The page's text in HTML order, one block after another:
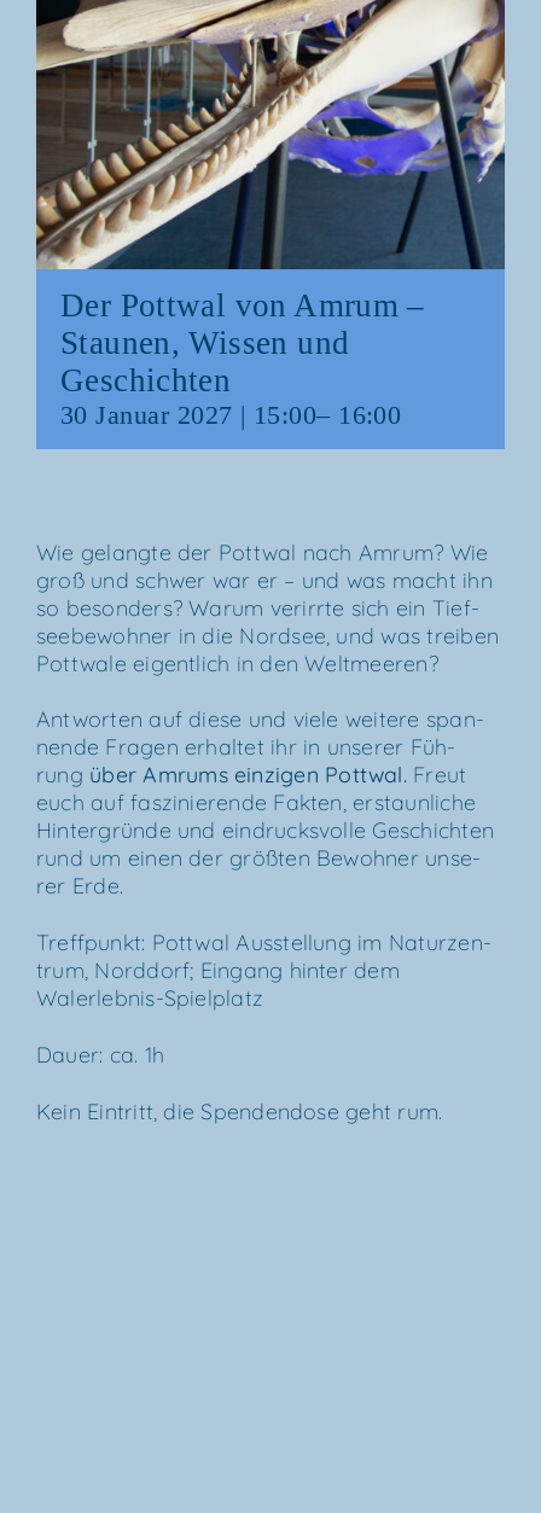
Der Pott­wal von Amrum –
Stau­nen, Wis­sen und
Geschichten
30 Janu­ar 2027 | 15:00– 16:00
Wie gelang­te der Pott­wal nach Amrum? Wie
groß und schwer war er – und was macht ihn
so beson­ders? War­um ver­irr­te sich ein Tief­
see­be­woh­ner in die Nord­see, und was trei­ben
Pott­wa­le eigent­lich in den Weltmeeren?
Ant­wor­ten auf die­se und vie­le wei­te­re span­
nen­de Fra­gen erhal­tet ihr in unse­rer Füh­
rung über Amrums ein­zi­gen Pott­wal.Freut
euch auf fas­zi­nie­ren­de Fak­ten, erstaun­li­che
Hin­ter­grün­de und ein­drucks­vol­le Geschich­ten
rund um einen der größ­ten Bewoh­ner unse­
rer Erde.
Treff­punkt: Pott­wal Aus­stel­lung im Natur­zen­
trum, Nord­dorf; Ein­gang hin­ter dem
Walerlebnis-Spielplatz
Dau­er: ca. 1h
Kein Ein­tritt, die Spen­den­do­se geht rum.